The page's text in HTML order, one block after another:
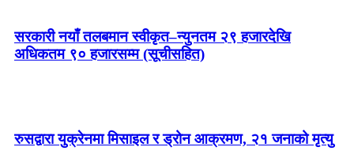
सरकारी नयाँ तलबमान स्वीकृत–न्युनतम २९ हजारदेखि
अधिकतम ९० हजारसम्म (सूचीसहित)
रुसद्वारा युक्रेनमा मिसाइल र ड्रोन आक्रमण, २१ जनाको मृत्यु